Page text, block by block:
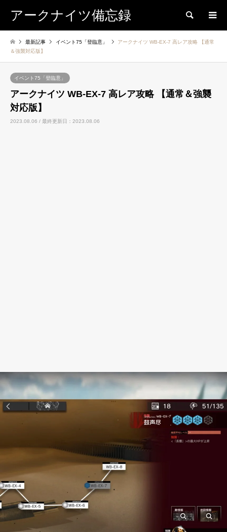
アークナイツ備忘録 検索
最新記事 イベント75「登臨意」
アークナイツ WB-EX-7 高レア攻略 【通常
＆強襲対応版】
イベント75「登臨意」
アークナイツ WB-EX-7 高レア攻略 【通常＆強襲
対応版】
2023.08.06 / 最終更新日：2023.08.06